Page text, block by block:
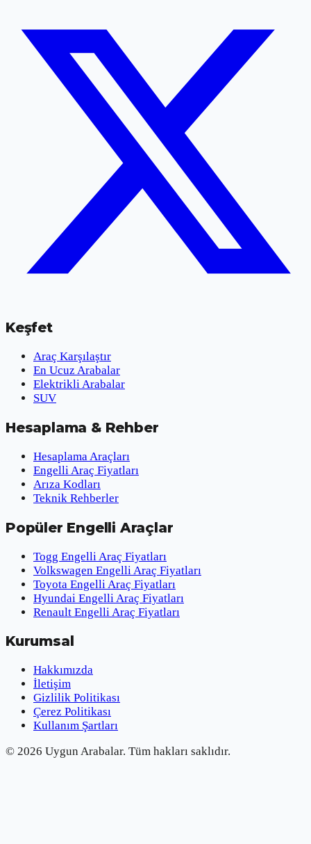
Keşfet
Araç Karşılaştır
En Ucuz Arabalar
Elektrikli Arabalar
SUV
Hesaplama & Rehber
Hesaplama Araçları
Engelli Araç Fiyatları
Arıza Kodları
Teknik Rehberler
Popüler Engelli Araçlar
Togg Engelli Araç Fiyatları
Volkswagen Engelli Araç Fiyatları
Toyota Engelli Araç Fiyatları
Hyundai Engelli Araç Fiyatları
Renault Engelli Araç Fiyatları
Kurumsal
Hakkımızda
İletişim
Gizlilik Politikası
Çerez Politikası
Kullanım Şartları
© 2026 Uygun Arabalar. Tüm hakları saklıdır.